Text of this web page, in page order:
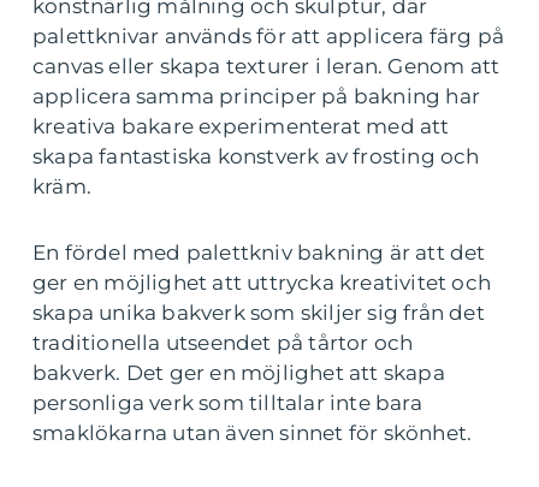
konstnärlig målning och skulptur, där
palettknivar används för att applicera färg på
canvas eller skapa texturer i leran. Genom att
applicera samma principer på bakning har
kreativa bakare experimenterat med att
skapa fantastiska konstverk av frosting och
kräm.
En fördel med palettkniv bakning är att det
ger en möjlighet att uttrycka kreativitet och
skapa unika bakverk som skiljer sig från det
traditionella utseendet på tårtor och
bakverk. Det ger en möjlighet att skapa
personliga verk som tilltalar inte bara
smaklökarna utan även sinnet för skönhet.